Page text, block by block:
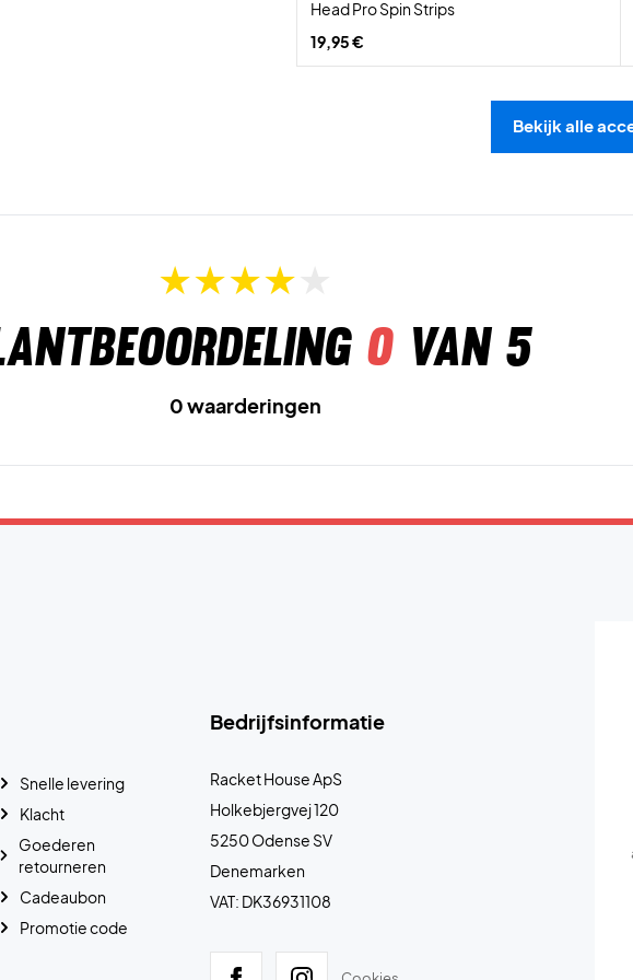
Head Pro Spin Strips
19,95 €
Bekijk alle
0van 5
0 waarderingen
Bedrijfsinformatie
Racket House ApS
Holkebjergvej 120
5250 Odense SV
Denemarken
VAT: DK36931108
Snelle levering
Klacht
Goederen
retourneren
Cadeaubon
Promotie code